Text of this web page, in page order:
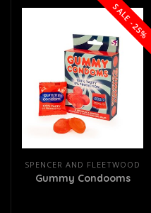
SALE -25%
SPENCER AND FLEETWOOD
Gummy Condooms